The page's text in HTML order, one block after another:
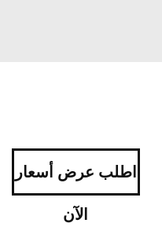
اطلب عرض أسعار